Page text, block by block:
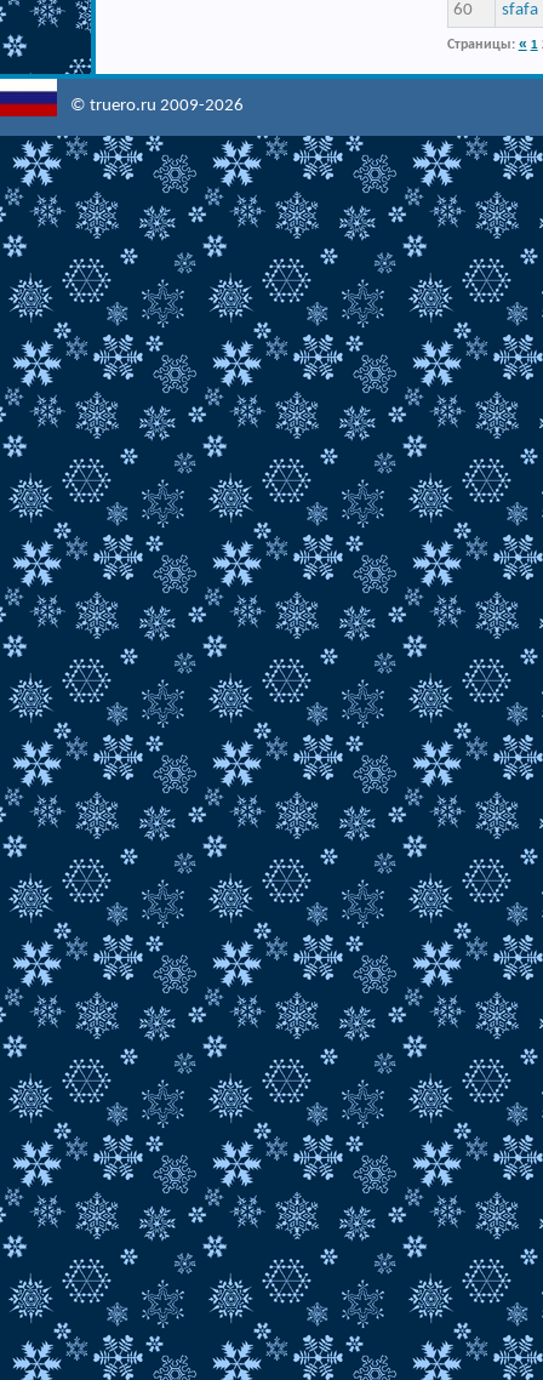
60
sfafa
Страницы: « 1
© truero.ru 2009-2026